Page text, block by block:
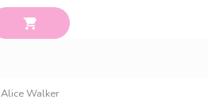
Alice Walker